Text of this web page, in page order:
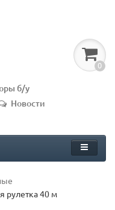
0
б/у
Новости
рулетка 40 м